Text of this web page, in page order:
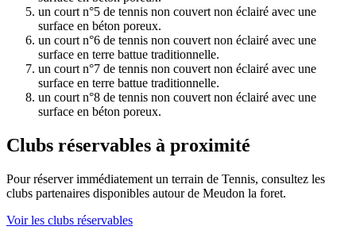
un court n°5 de tennis non couvert non éclairé avec une
surface en béton poreux.
un court n°6 de tennis non couvert non éclairé avec une
surface en terre battue traditionnelle.
un court n°7 de tennis non couvert non éclairé avec une
surface en terre battue traditionnelle.
un court n°8 de tennis non couvert non éclairé avec une
surface en béton poreux.
Clubs réservables à proximité
Pour réserver immédiatement un terrain de Tennis, consultez les
clubs partenaires disponibles autour de Meudon la foret.
Voir les clubs réservables